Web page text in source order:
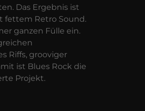
Das Ergebnis ist
fettem Retro Sound.
ganzen Fülle ein.
Riffs, grooviger
ist Blues Rock die
Projekt.